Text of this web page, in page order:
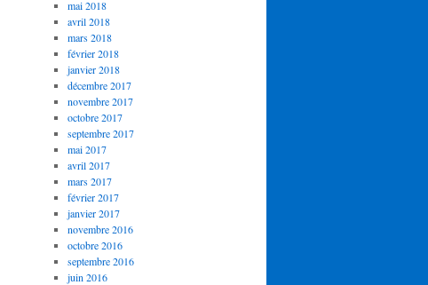
mai 2018
avril 2018
mars 2018
février 2018
janvier 2018
décembre 2017
novembre 2017
octobre 2017
septembre 2017
mai 2017
avril 2017
mars 2017
février 2017
janvier 2017
novembre 2016
octobre 2016
septembre 2016
juin 2016